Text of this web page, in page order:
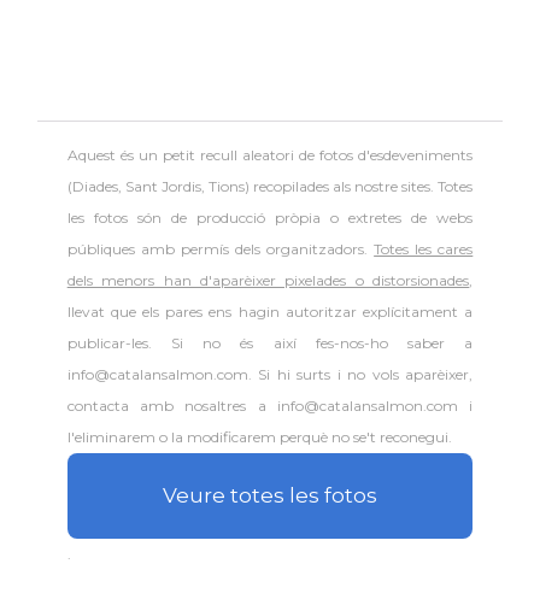
Aquest és un petit recull aleatori defotos d'esdeveniments
(Diades, Sant Jordis, Tions) recopilades als nostre sites. Totes
les fotos són de producció pròpia o extretes de webs
públiques amb permís dels organitzadors.Totes les cares
dels menors han d'aparèixer pixelades o distorsionades,
llevat que els pares ens hagin autoritzar explícitament a
publicar-les. Si no és així fes-nos-ho saber a
info@catalansalmon.com. Si hi surts i no vols aparèixer,
contacta amb nosaltres a info@catalansalmon.com i
l'eliminarem o la modificarem perquè no se't reconegui.
Veure totes les fotos